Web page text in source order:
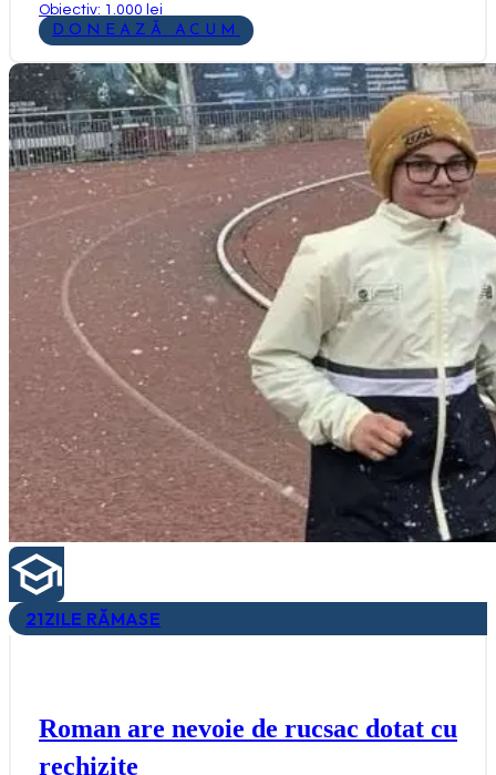
Obiectiv: 1.000 lei
DONEAZĂ ACUM
21ZILE RĂMASE
Roman are nevoie de rucsac dotat cu
rechizite